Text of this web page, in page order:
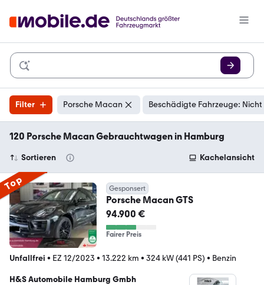
Filter Porsche Macan Beschädigte Fahrzeuge:
120 Porsche Macan Gebrauchtwagen in Hamburg
Sortieren Kachelansicht
Top Gesponsert
Porsche Macan GTS
94.900 €
Fairer Preis
Unfallfrei • EZ 12/2023 • 13.222 km • 324 kW (441 PS) • Benzin
H&S Automobile Hamburg Gmbh